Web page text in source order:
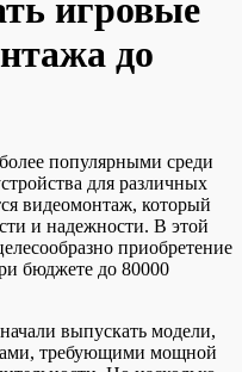
игровые
до
популярными среди
для различных
видеомонтаж, который
и надежности. В этой
приобретение
бюджете до 80000
выпускать модели,
требующими мощной